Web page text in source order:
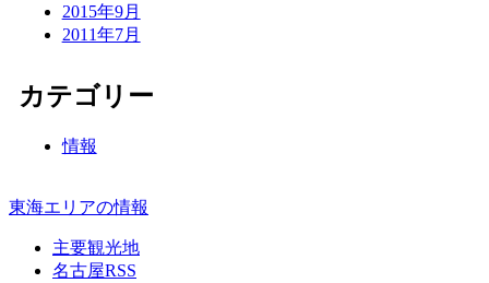
2015年9月
2011年7月
カテゴリー
情報
東海エリアの情報
主要観光地
名古屋RSS